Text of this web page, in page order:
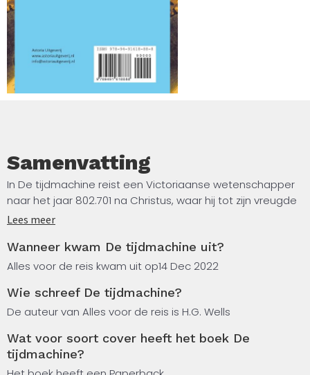
Samenvatting
In De tijdmachine reist een Victoriaanse wetenschapper
naar het jaar 802.701 na Christus, waar hij tot zijn vreugde
ontdekt dat het lijden is vervangen door schoonheid en
elfachtige soort die afstamt van de mens. Maar hij komt
er al snel achter dat ze slechts de restanten zijn van een
een ander ras dat blijkt te bestaan, de angstaanjagende
aapachtige Morlocks die op de loer liggen in diepe
De tijdmachine is huiveringwekkend, profetisch en enorm
invloedrijk.
Lees meer
Wanneer kwam De tijdmachine uit?
Alles voor de reis kwam uit op14 Dec 2022
Wie schreef De tijdmachine?
De auteur van Alles voor de reis is H.G. Wells
Wat voor soort cover heeft het boek De
tijdmachine?